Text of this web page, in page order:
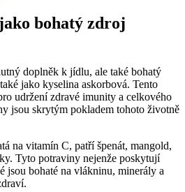
bohatý zdroj
doplněk k jídlu, ale také bohatý
jako kyselina askorbová. Tento
udržení zdravé imunity a celkového
jsou skrytým pokladem tohoto životně
na vitamín C, patří špenát, mangold,
Tyto potraviny nejenže poskytují
jsou bohaté na vlákninu, minerály a